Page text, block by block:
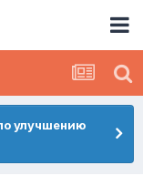
улучшению